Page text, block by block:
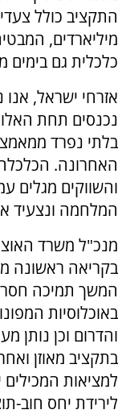
התקציב כולל
מיליארדים,
כלכלית גם בימים
אזרחי ישראל, אנו
נכנסים תחת
בלתי נפרד
האחרונה.
והשווקים מגלים
המלחמה ונצעיד
מנכ"ל משרד
בקריאה ראשונה
המשך תמיכה
באוכלוסיות
והדרום וכן נותן
בתקציב מאוזן
למציאות
לירידת יחס חוב-